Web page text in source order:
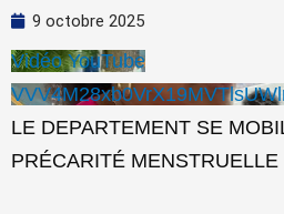
9 octobre 2025
Vidéo YouTube
LE DEPARTEMENT SE
PRÉCARITÉ MENSTRUELLE